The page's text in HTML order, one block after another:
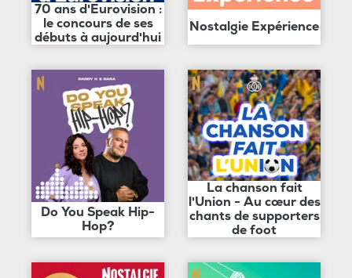
70 ans d'Eurovision :
le concours de ses
débuts à aujourd'hui
Nostalgie Expérience
Do You Speak Hip-
Hop?
La chanson fait
l'Union - Au cœur des
chants de supporters
de foot